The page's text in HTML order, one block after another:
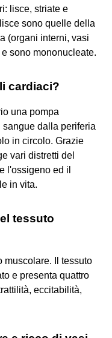
lisce, striate e
sono quelle della
(organi interni, vasi
sono mononucleate.
cardiaci?
una pompa
dalla periferia
in circolo. Grazie
vari distretti del
l'ossigeno ed il
in vita.
tessuto
muscolare. Il tessuto
e presenta quattro
eccitabilità,